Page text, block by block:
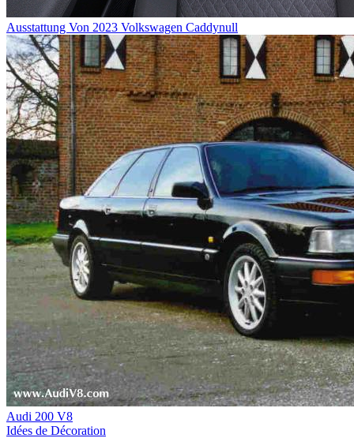
Ausstattung Von 2023 Volkswagen Caddynull
Audi 200 V8
Idées de Décoration